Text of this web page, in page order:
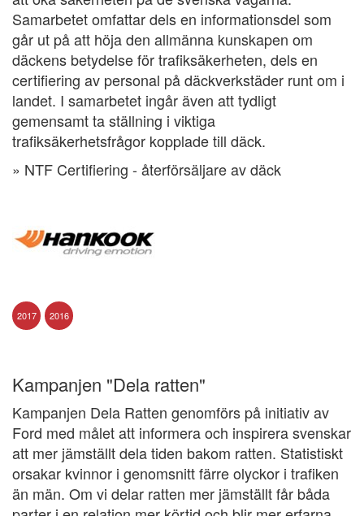
Samarbetet omfattar dels en informationsdel som
går ut på att höja den allmänna kunskapen om
däckens betydelse för trafiksäkerheten, dels en
certifiering av personal på däckverkstäder runt om i
landet. I samarbetet ingår även att tydligt
gemensamt ta ställning i viktiga
trafiksäkerhetsfrågor kopplade till däck.
» NTF Certifiering - återförsäljare av däck
2017 2016
Kampanjen "Dela ratten"
Kampanjen Dela Ratten genomförs på initiativ av
Ford med målet att informera och inspirera svenskar
att mer jämställt dela tiden bakom ratten. Statistiskt
orsakar kvinnor i genomsnitt färre olyckor i trafiken
än män. Om vi delar ratten mer jämställt får båda